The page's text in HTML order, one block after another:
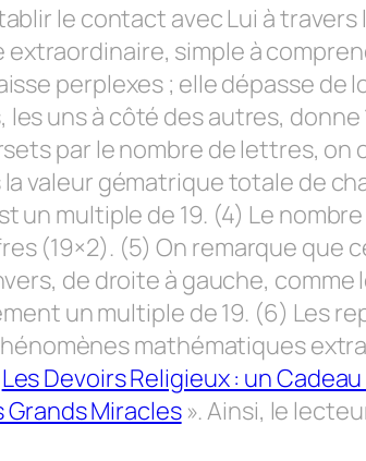
le contact avec Lui à
simple à
perplexes ; elle dépasse de
uns à côté des autres, donne
par le nombre de lettres, on
valeur gématrique totale de
un multiple de 19. (4) Le
(19×2). (5) On remarque que
de droite à gauche,
un multiple de 19. (6)
mathématiques
Les Devoirs Religieux : un
Grands Miracles». Ainsi, le